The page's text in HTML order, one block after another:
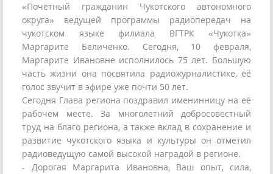
«Почётный гражданин Чукотского автономного
округа» ведущей программы радиопередач на
чукотском языке филиала ВГТРК «Чукотка»
Маргарите Беличенко. Сегодня, 10 февраля,
Маргарите Ивановне исполнилось 75 лет. Большую
часть жизни она посвятила радиожурналистике, её
голос звучит в эфире уже почти 50 лет.
Сегодня Глава региона поздравил именинницу на её
рабочем месте. За многолетний добросовестный
труд на благо региона, а также вклад в сохранение и
развитие чукотского языка и культуры он отметил
радиоведущую самой высокой наградой в регионе.
- Дорогая Маргарита Ивановна, Ваш опыт, сила,